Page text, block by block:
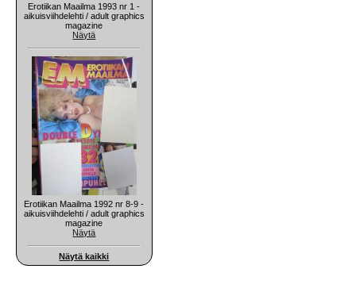
Erotiikan Maailma 1993 nr 1 -
aikuisviihdelehti / adult graphics
magazine
Näytä
Erotiikan Maailma 1992 nr 8-9 -
aikuisviihdelehti / adult graphics
magazine
Näytä
Näytä kaikki